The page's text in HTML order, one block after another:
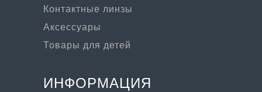
Контактные линзы
Аксессуары
Товары для детей
ИНФОРМАЦИЯ